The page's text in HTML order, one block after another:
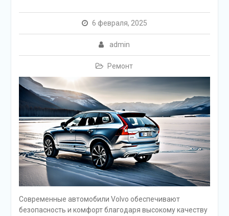
6 февраля, 2025
admin
Ремонт
Современные автомобили Volvo обеспечивают
безопасность и комфорт благодаря высокому качеству